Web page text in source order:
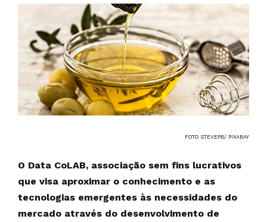
FOTO STEVEPB/ PIXABAY
O Data CoLAB, associação sem fins lucrativos
que visa aproximar o conhecimento e as
tecnologias emergentes às necessidades do
mercado através do desenvolvimento de